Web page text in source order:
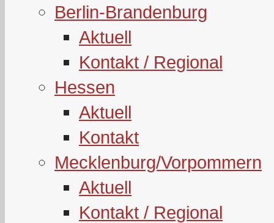
Berlin-Brandenburg
Aktuell
Kontakt / Regional
Hessen
Aktuell
Kontakt
Mecklenburg/Vorpommern
Aktuell
Kontakt / Regional